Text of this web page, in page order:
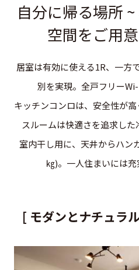
マップ
ご
お問い合わせ
お問い合わせ
個人情報保護方針
自分に帰る場所
空間をご用
居室は有効に使える1R、一方
別を実現。全戸フリー
キッチンコンロは、安全性が
スルームは快適さを追求した
室内干し用に、天井からハン
㎏)。一人住まいには充
[ モダンとナチュラ